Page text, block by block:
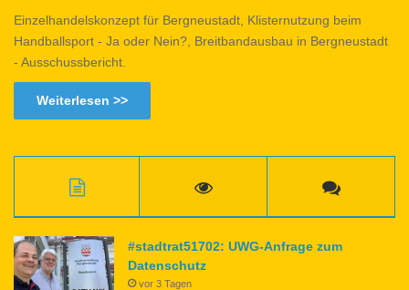
Einzelhandelskonzept für Bergneustadt, Klisternutzung beim
Handballsport - Ja oder Nein?, Breitbandausbau in Bergneustadt
- Ausschussbericht.
Weiterlesen >>
#stadtrat51702: UWG-Anfrage zum
Datenschutz
vor 3 Tagen